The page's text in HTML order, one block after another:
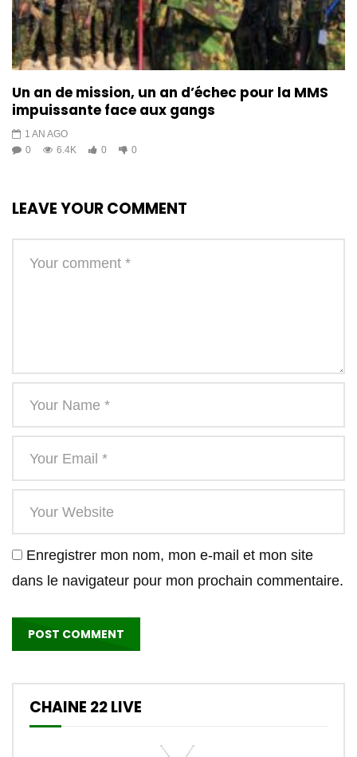
Un an de mission, un an d’échec pour la MMS
impuissante face aux gangs
1 AN AGO
0
6.4K 0 0
LEAVE YOUR COMMENT
Enregistrer mon nom, mon e-mail et mon site
dans le navigateur pour mon prochain commentaire.
CHAINE 22 LIVE